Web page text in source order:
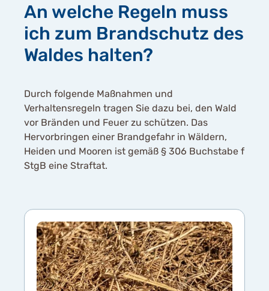
An welche Regeln muss
ich zum Brandschutz des
Waldes halten?
Durch folgende Maßnahmen und
Verhaltensregeln tragen Sie dazu bei, den Wald
vor Bränden und Feuer zu schützen. Das
Hervorbringen einer Brandgefahr in Wäldern,
Heiden und Mooren ist gemäß § 306 Buchstabe f
StgB eine Straftat.